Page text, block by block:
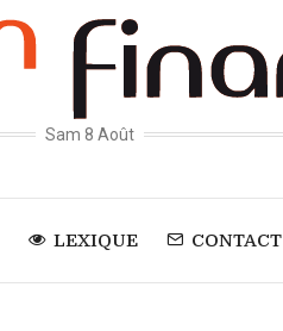
Sam 8 Août
LEXIQUE CONTACT